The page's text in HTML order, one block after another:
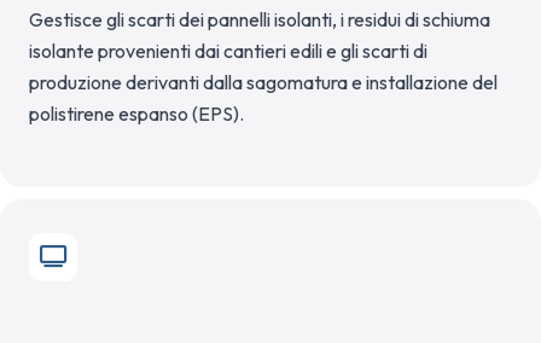
Gestisce gli scarti dei pannelli isolanti, i residui di schiuma
isolante provenienti dai cantieri edili e gli scarti di
produzione derivanti dalla sagomatura e installazione del
polistirene espanso (EPS).